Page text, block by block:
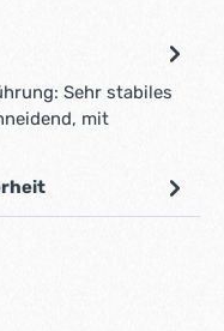
Sehr stabiles
mit